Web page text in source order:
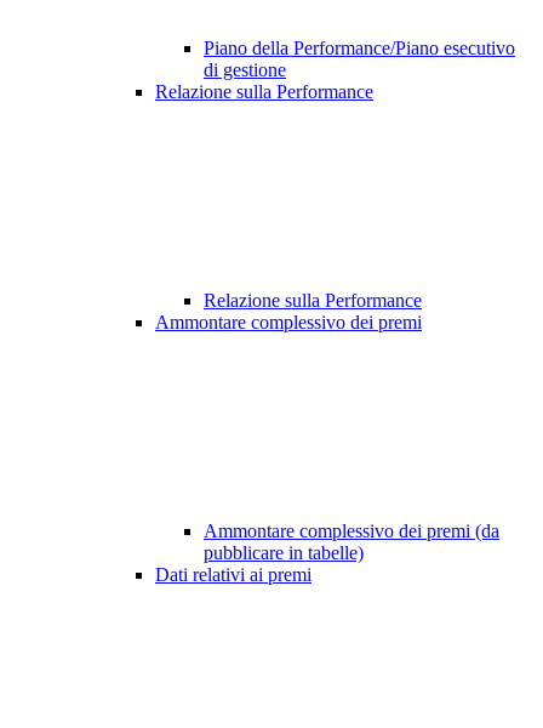
Piano della Performance/Piano esecutivo
di gestione
Relazione sulla Performance
Relazione sulla Performance
Ammontare complessivo dei premi
Ammontare complessivo dei premi (da
pubblicare in tabelle)
Dati relativi ai premi